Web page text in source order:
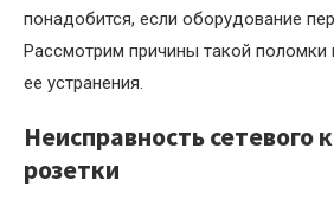
понадобится, если оборудование
Рассмотрим причины такой
ее устранения.
Неисправность сетевого
розетки